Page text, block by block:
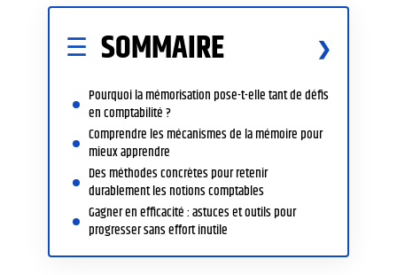
SOMMAIRE
Pourquoi la mémorisation pose-t-elle tant de défis
en comptabilité ?
Comprendre les mécanismes de la mémoire pour
mieux apprendre
Des méthodes concrètes pour retenir
durablement les notions comptables
Gagner en efficacité : astuces et outils pour
progresser sans effort inutile